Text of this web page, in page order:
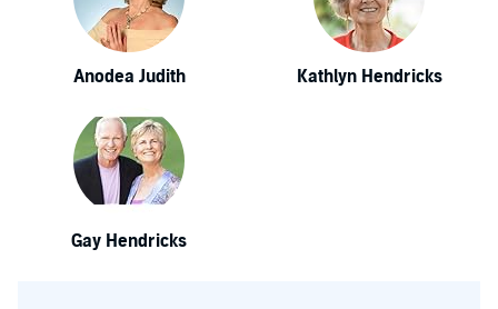
Anodea Judith Kathlyn Hendricks
Gay Hendricks